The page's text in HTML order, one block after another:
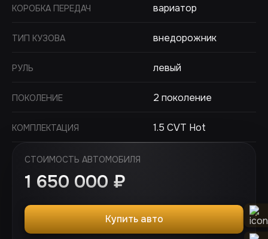
КОРОБКА ПЕРЕДАЧ вариатор
ТИП КУЗОВА внедорожник
РУЛЬ левый
ПОКОЛЕНИЕ 2 поколение
КОМПЛЕКТАЦИЯ 1.5 CVT Hot
СТОИМОСТЬ АВТОМОБИЛЯ
1 650 000 ₽
Купить авто